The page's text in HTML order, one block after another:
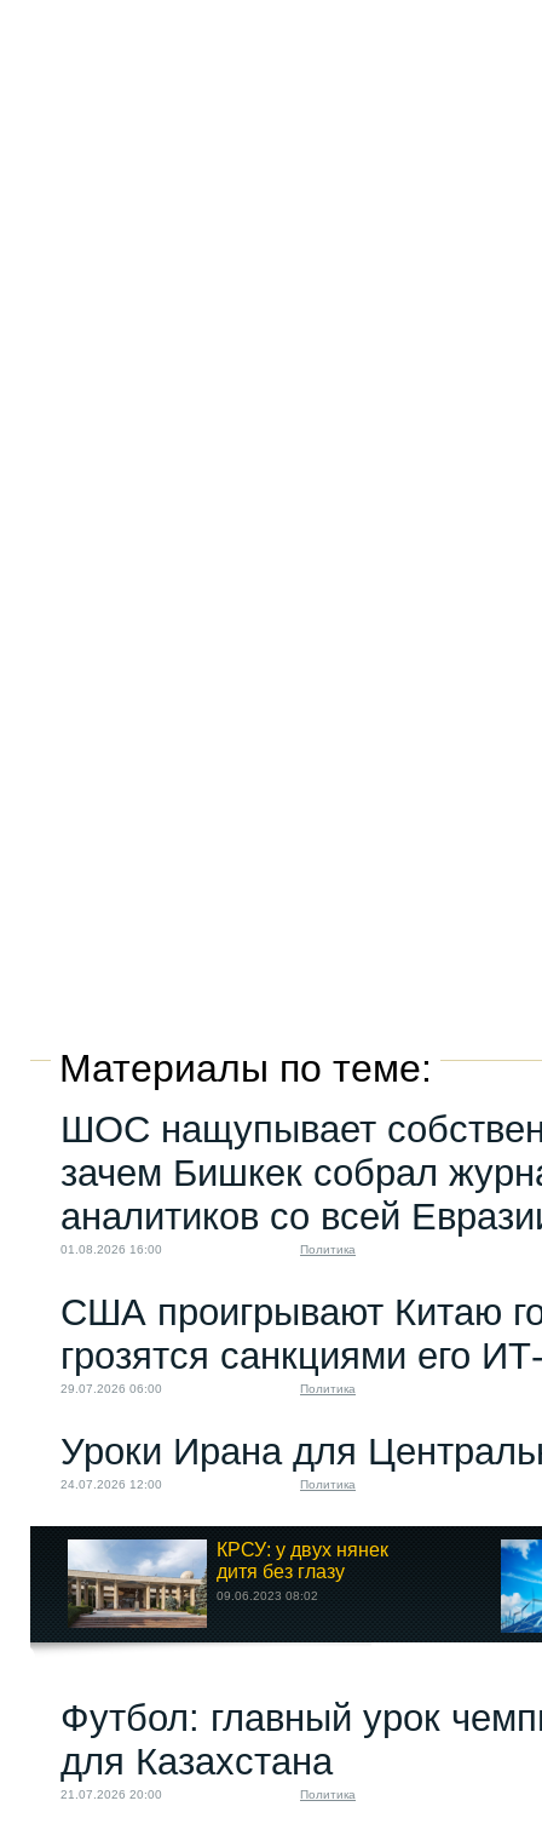
Материалы по теме:
ШОС нащупывает
зачем Бишкек собрал
аналитиков со всей
01.08.2026 16:00 Политика
США проигрывают Китаю
грозятся санкциями его
29.07.2026 06:00 Политика
Уроки Ирана для
24.07.2026 12:00 Политика
КРСУ: у двух нянек
дитя без глазу
09.06.2023 08:02
Футбол: главный урок
для Казахстана
21.07.2026 20:00 Политика